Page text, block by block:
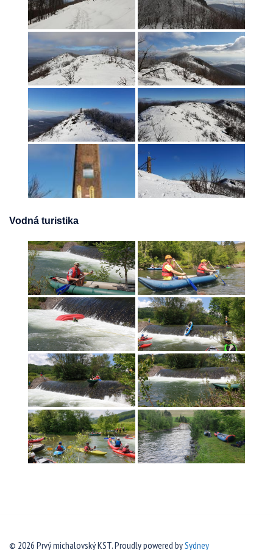
Vodná turistika
© 2026 Prvý michalovský KST. Proudly powered bySydney